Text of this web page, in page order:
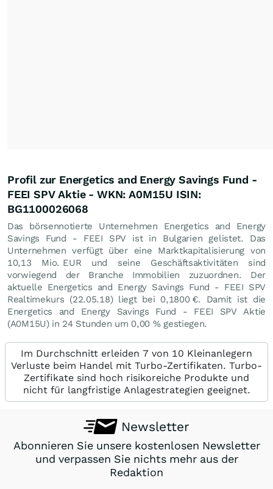
Profil zur Energetics and Energy Savings Fund -
FEEI SPV Aktie - WKN: A0M15U ISIN:
BG1100026068
Das börsennotierte Unternehmen Energetics and Energy
Savings Fund - FEEI SPV ist in Bulgarien gelistet. Das
Unternehmen verfügt über eine Marktkapitalisierung von
10,13 Mio. EUR und seine Geschäftsaktivitäten sind
vorwiegend der Branche Immobilien zuzuordnen. Der
aktuelle Energetics and Energy Savings Fund - FEEI SPV
Realtimekurs (22.05.18) liegt bei 0,1800 €. Damit ist die
Energetics and Energy Savings Fund - FEEI SPV Aktie
(A0M15U) in 24 Stunden um 0,00 %gestiegen.
Im Durchschnitt erleiden 7 von 10 Kleinanlegern
Verluste beim Handel mit Turbo-Zertifikaten. Turbo-
Zertifikate sind hoch risikoreiche Produkte und
nicht für langfristige Anlagestrategien geeignet.
Newsletter
Abonnieren Sie unsere kostenlosen Newsletter
und verpassen Sie nichts mehr aus der
Redaktion